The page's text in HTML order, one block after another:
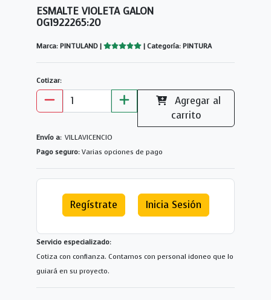
ESMALTE VIOLETA GALON
0G1922265:20
Marca: PINTULAND | | Categoría: PINTURA
Cotizar:
Agregar al
carrito
Envío a: VILLAVICENCIO
Pago seguro: Varias opciones de pago
Regístrate Inicia Sesión
Servicio especializado:
Cotiza con confianza. Contamos con personal idoneo que lo
guiará en su proyecto.